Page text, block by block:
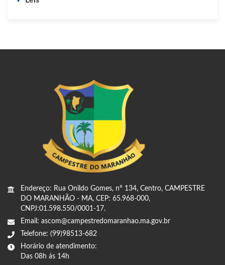
Endereço: Rua Onildo Gomes, nº 134, Centro, CAMPESTRE
DO MARANHÃO - MA, CEP: 65.968-000,
CNPJ:01.598.550/0001-17.
Email: ascom@campestredomaranhao.ma.gov.br
Telefone: (99)98513-682
Horário de atendimento:
Das 08h ás 14h